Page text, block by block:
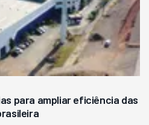
para ampliar eficiência das